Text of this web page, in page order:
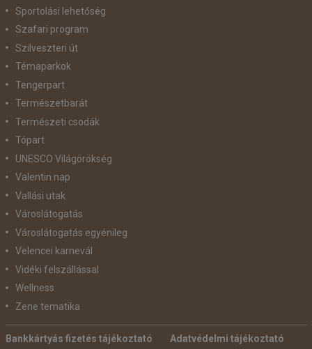
Sportolási lehetőség
Szafari program
Szilveszteri út
Témaparkok
Tengerpart
Természetbarát
Természeti csodák
Tópart
UNESCO Világörökség
Valentin nap
Vallási utak
Városlátogatás
Városlátogatás egyénileg
Velencei karnevál
Vidéki felszállással
Wellness
Zene tematika
Bankkártyás fizetés tájékoztató Adatvédelmi tájékoztató